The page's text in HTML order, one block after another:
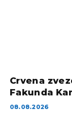
Crvena
Fakunda
08.08.2026